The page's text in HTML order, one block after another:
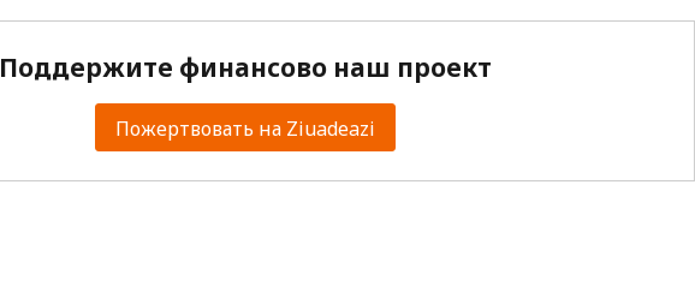
Поддержите финансово наш проект
Пожертвовать на Ziuadeazi